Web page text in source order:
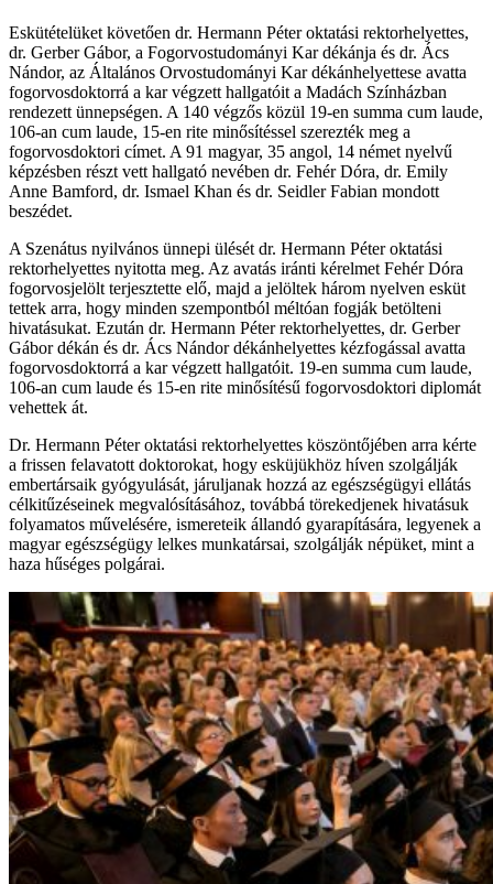
Eskütételüket követően dr. Hermann Péter oktatási rektorhelyettes,
dr. Gerber Gábor, a Fogorvostudományi Kar dékánja és dr. Ács
Nándor, az Általános Orvostudományi Kar dékánhelyettese avatta
fogorvosdoktorrá a kar végzett hallgatóit a Madách Színházban
rendezett ünnepségen. A 140 végzős közül 19-en summa cum laude,
106-an cum laude, 15-en rite minősítéssel szerezték meg a
fogorvosdoktori címet. A 91 magyar, 35 angol, 14 német nyelvű
képzésben részt vett hallgató nevében dr. Fehér Dóra, dr. Emily
Anne Bamford, dr. Ismael Khan és dr. Seidler Fabian mondott
beszédet.
A Szenátus nyilvános ünnepi ülését dr. Hermann Péter oktatási
rektorhelyettes nyitotta meg. Az avatás iránti kérelmet Fehér Dóra
fogorvosjelölt terjesztette elő, majd a jelöltek három nyelven esküt
tettek arra, hogy minden szempontból méltóan fogják betölteni
hivatásukat. Ezután dr. Hermann Péter rektorhelyettes, dr. Gerber
Gábor dékán és dr. Ács Nándor dékánhelyettes kézfogással avatta
fogorvosdoktorrá a kar végzett hallgatóit. 19-en summa cum laude,
106-an cum laude és 15-en rite minősítésű fogorvosdoktori diplomát
vehettek át.
Dr. Hermann Péter oktatási rektorhelyettes köszöntőjében arra kérte
a frissen felavatott doktorokat, hogy esküjükhöz híven szolgálják
embertársaik gyógyulását, járuljanak hozzá az egészségügyi ellátás
célkitűzéseinek megvalósításához, továbbá törekedjenek hivatásuk
folyamatos művelésére, ismereteik állandó gyarapítására, legyenek a
magyar egészségügy lelkes munkatársai, szolgálják népüket, mint a
haza hűséges polgárai.